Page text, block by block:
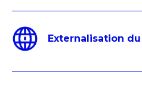
Externalisation